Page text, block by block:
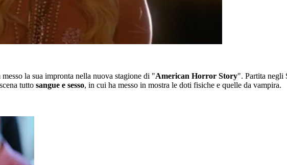
messo la sua impronta nella nuova stagione di "American Horror Story". Partita negli
tutto sangue e sesso, in cui ha messo in mostra le doti fisiche e quelle da vampira.